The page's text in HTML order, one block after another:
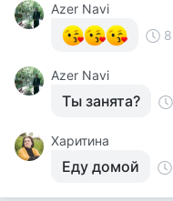
Azer Navi
Azer Navi
Ты занята?
Харитина
Еду домой